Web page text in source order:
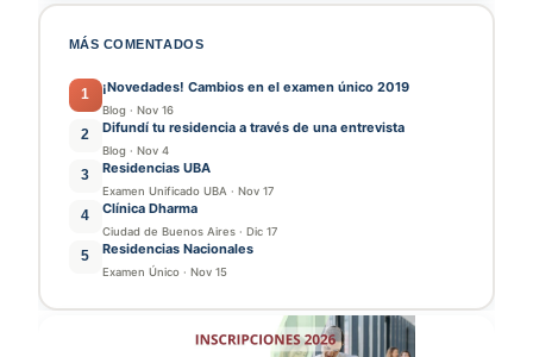
MÁS COMENTADOS
1 ¡Novedades! Cambios en el examen único 2019
Blog · Nov 16
2 Difundí tu residencia a través de una entrevista
Blog · Nov 4
3 Residencias UBA
Examen Unificado UBA · Nov 17
4 Clínica Dharma
Ciudad de Buenos Aires · Dic 17
5 Residencias Nacionales
Examen Único · Nov 15